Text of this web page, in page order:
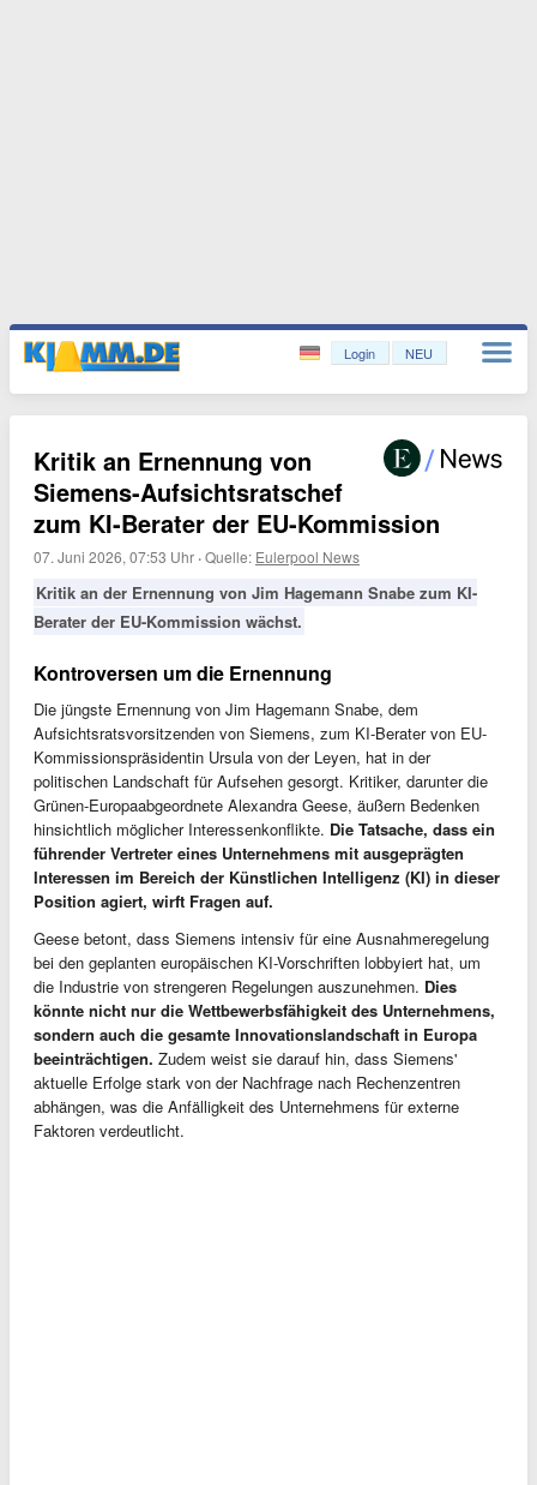
Login NEU
Kritik an Ernennung von
Siemens-Aufsichtsratschef
zum KI-Berater der EU-Kommission
07. Juni 2026, 07:53 Uhr ·Quelle: Eulerpool News
Kritik an der Ernennung von Jim Hagemann Snabe zum KI-
Berater der EU-Kommission wächst.
Kontroversen um die Ernennung
Die jüngste Ernennung von Jim Hagemann Snabe, dem
Aufsichtsratsvorsitzenden von Siemens, zum KI-Berater von EU-
Kommissionspräsidentin Ursula von der Leyen, hat in der
politischen Landschaft für Aufsehen gesorgt. Kritiker, darunter die
Grünen-Europaabgeordnete Alexandra Geese, äußern Bedenken
hinsichtlich möglicher Interessenkonflikte. Die Tatsache, dass ein
führender Vertreter eines Unternehmens mit ausgeprägten
Interessen im Bereich der Künstlichen Intelligenz (KI) in dieser
Position agiert, wirft Fragen auf.
Geese betont, dass Siemens intensiv für eine Ausnahmeregelung
bei den geplanten europäischen KI-Vorschriften lobbyiert hat, um
die Industrie von strengeren Regelungen auszunehmen. Dies
könnte nicht nur die Wettbewerbsfähigkeit des Unternehmens,
sondern auch die gesamte Innovationslandschaft in Europa
beeinträchtigen. Zudem weist sie darauf hin, dass Siemens'
aktuelle Erfolge stark von der Nachfrage nach Rechenzentren
abhängen, was die Anfälligkeit des Unternehmens für externe
Faktoren verdeutlicht.